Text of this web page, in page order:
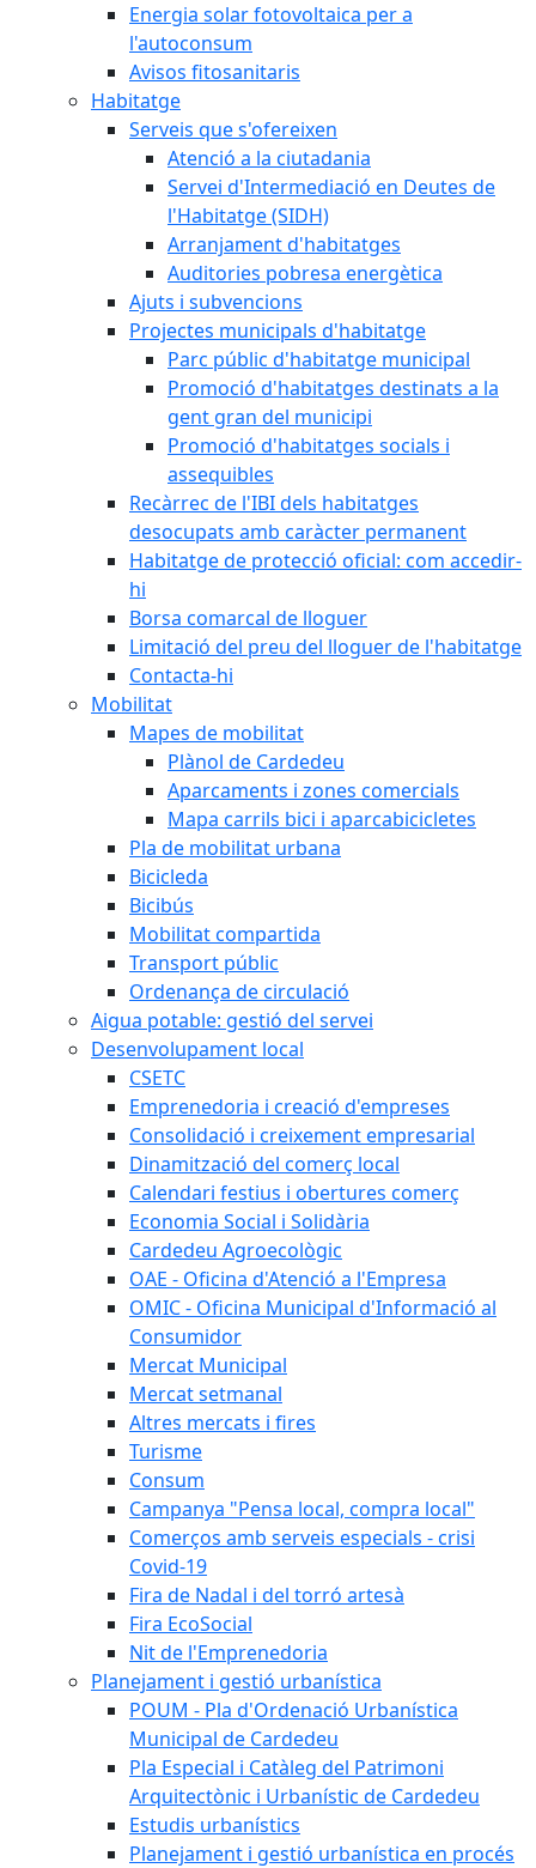
Energia solar fotovoltaica per a
l'autoconsum
Avisos fitosanitaris
Habitatge
Serveis que s'ofereixen
Atenció a la ciutadania
Servei d'Intermediació en Deutes de
l'Habitatge (SIDH)
Arranjament d'habitatges
Auditories pobresa energètica
Ajuts i subvencions
Projectes municipals d'habitatge
Parc públic d'habitatge municipal
Promoció d'habitatges destinats a la
gent gran del municipi
Promoció d'habitatges socials i
assequibles
Recàrrec de l'IBI dels habitatges
desocupats amb caràcter permanent
Habitatge de protecció oficial: com accedir-
hi
Borsa comarcal de lloguer
Limitació del preu del lloguer de l'habitatge
Contacta-hi
Mobilitat
Mapes de mobilitat
Plànol de Cardedeu
Aparcaments i zones comercials
Mapa carrils bici i aparcabicicletes
Pla de mobilitat urbana
Bicicleda
Bicibús
Mobilitat compartida
Transport públic
Ordenança de circulació
Aigua potable: gestió del servei
Desenvolupament local
CSETC
Emprenedoria i creació d'empreses
Consolidació i creixement empresarial
Dinamització del comerç local
Calendari festius i obertures comerç
Economia Social i Solidària
Cardedeu Agroecològic
OAE - Oficina d'Atenció a l'Empresa
OMIC - Oficina Municipal d'Informació al
Consumidor
Mercat Municipal
Mercat setmanal
Altres mercats i fires
Turisme
Consum
Campanya "Pensa local, compra local"
Comerços amb serveis especials - crisi
Covid-19
Fira de Nadal i del torró artesà
Fira EcoSocial
Nit de l'Emprenedoria
Planejament i gestió urbanística
POUM - Pla d'Ordenació Urbanística
Municipal de Cardedeu
Pla Especial i Catàleg del Patrimoni
Arquitectònic i Urbanístic de Cardedeu
Estudis urbanístics
Planejament i gestió urbanística en procés